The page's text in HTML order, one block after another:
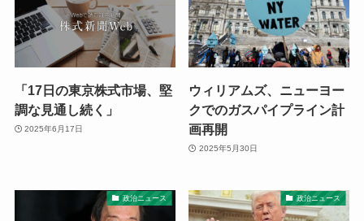
「17日の東京株式市場、堅
調な見通し続く」
2025年6月17日
ウィリアムズ、ニューヨー
クでのガスパイプライン計
画再開
2025年5月30日
政治ニュース 政治ニュース